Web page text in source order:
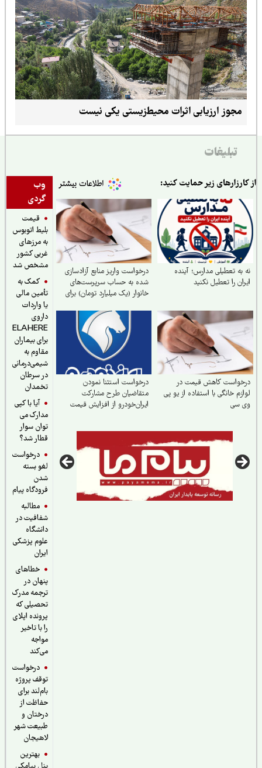
مجوز ارزیابی اثرات محیط‌زیستی یکی نیست
تبلیغات
وب
گردی
قیمت
بلیط اتوبوس
به مرزهای
غربی کشور
مشخص شد
کمک به
تأمین مالی
یا واردات
ELAHERE
برای بیماران
مقاوم به
شیمی‌درمانی
در سرطان
تخمدان
آیا با کپی
مدارک می
توان سوار
قطار شد؟
درخواست
لغو بسته
فرودگاه پیام
مطالبه
شفافیت در
دانشگاه
علوم پزشکی
خطاهای
پنهان در
ترجمه مدرک
تحصیلی که
پرونده اپلای
را با تاخیر
درخواست
توقف پروژه
بام‌لند برای
حفاظت از
درختان و
طبیعت شهر
لاهیجان
بهترین
زیر حمایت کنید:
تعطیلی مدارس؛ آینده
را تعطیل نکنید
درخواست واریز منابع آزادسازی
شده به حساب سرپرست‌های
خانوار (یک میلیارد تومان) برای
ناتوان کردن دشمن
کاهش قیمت در
خانگی با استفاده از یو پی
سی
درخواست استثنا نمودن
متقاضیان طرح مشارکت
ایران‌خودرو از افزایش قیمت